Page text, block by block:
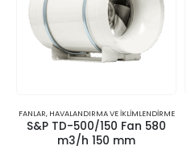
FANLAR, HAVALANDIRMA VE İKLIMLENDIRME
S&P TD-500/150 Fan 580
m3/h 150 mm